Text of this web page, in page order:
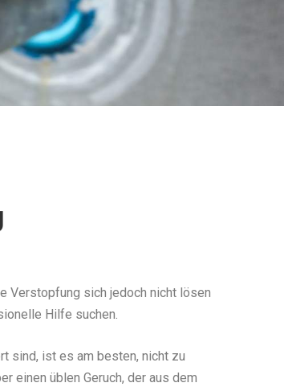
Verstopfung sich jedoch nicht lösen
Hilfe suchen.
sind, ist es am besten, nicht zu
einen üblen Geruch, der aus dem